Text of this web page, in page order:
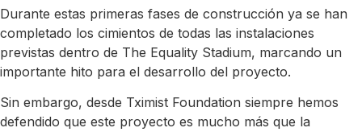
Durante estas primeras fases de construcción ya se han
completado los cimientos de todas las instalaciones
previstas dentro de The Equality Stadium, marcando un
importante hito para el desarrollo del proyecto.
Sin embargo, desde Tximist Foundation siempre hemos
defendido que este proyecto es mucho más que la